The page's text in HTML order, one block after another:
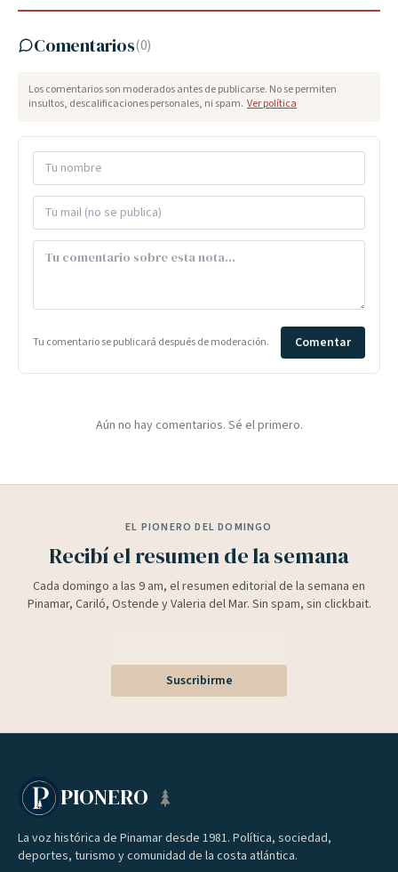
Comentarios(0)
Los comentarios son moderados antes de publicarse. No se permiten
insultos, descalificaciones personales, ni spam. Ver política
Tu comentario se publicará después de moderación. Comentar
Aún no hay comentarios. Sé el primero.
EL PIONERO DEL DOMINGO
Recibí el resumen de la semana
Cada domingo a las 9 am, el resumen editorial de la semana en
Pinamar, Cariló, Ostende y Valeria del Mar. Sin spam, sin clickbait.
Suscribirme
PIONERO
La voz histórica de Pinamar desde 1981. Política, sociedad,
deportes, turismo y comunidad de la costa atlántica.